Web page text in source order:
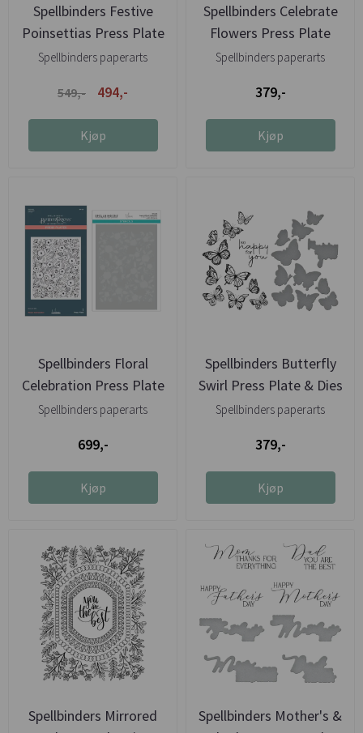
Spellbinders Festive
Poinsettias Press Plate
& ...
Spellbinders paperarts
549,- 494,-
Kjøp
Spellbinders Celebrate
Flowers Press Plate
Spellbinders paperarts
379,-
Kjøp
Spellbinders Floral
Celebration Press Plate
...
Spellbinders paperarts
699,-
Kjøp
Spellbinders Butterfly
Swirl Press Plate & Dies
Spellbinders paperarts
379,-
Kjøp
Spellbinders Mirrored
Spellbinders Mother's &